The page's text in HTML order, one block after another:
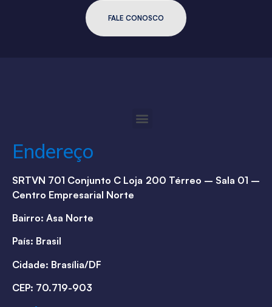
FALE CONOSCO
Endereço
SRTVN 701 Conjunto C Loja 200 Térreo – Sala 01 –
Centro Empresarial Norte
Bairro: Asa Norte
País: Brasil
Cidade: Brasília/DF
CEP: 70.719-903